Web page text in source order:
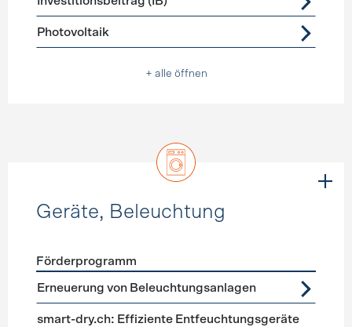
Photovoltaik
+ alle öffnen
Geräte, Beleuchtung
Förderprogramme Geräte, Beleuchtung
Förderprogramm
Erneuerung von Beleuchtungsanlagen
smart-dry.ch: Effiziente Entfeuchtungsgeräte